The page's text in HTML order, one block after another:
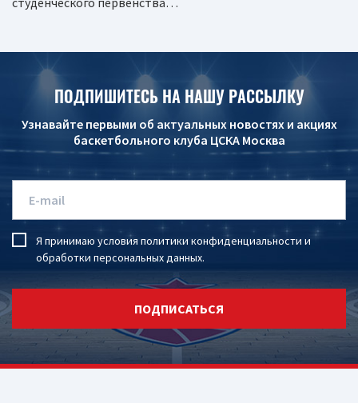
ПОДПИШИТЕСЬ НА НАШУ РАССЫЛКУ
Узнавайте первыми об актуальных новостях и акциях
баскетбольного клуба ЦСКА Москва
Я принимаю условия политики конфиденциальности и
обработки персональных данных.
ПОДПИСАТЬСЯ